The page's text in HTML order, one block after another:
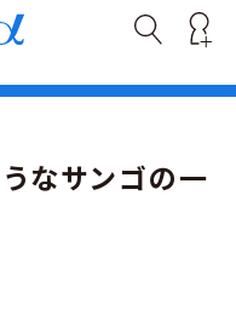
なサンゴの一